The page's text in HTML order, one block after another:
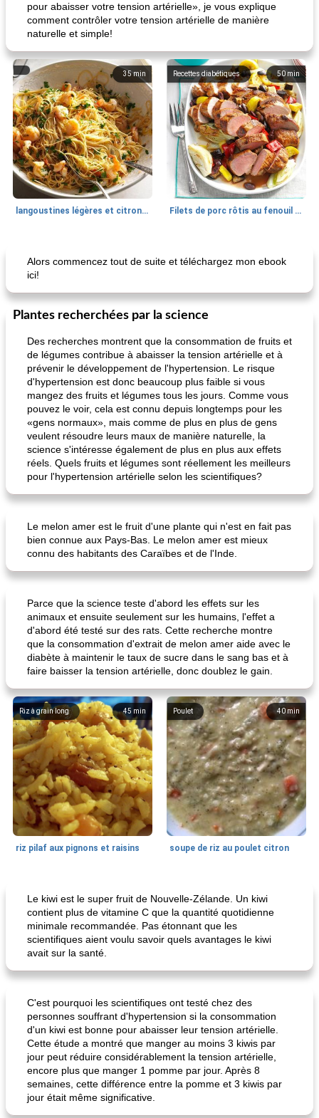
pour abaisser votre tension artérielle», je vous explique
comment contrôler votre tension artérielle de manière
naturelle et simple!
35min
langoustines légères et citronnées
50 min
Recettes diabétiques
Filets de porc rôtis au fenouil et légumes d'été
chick-n-caboodle choux de doreen
Alors commencez tout de suite et téléchargez mon ebook
ici!
Plantes recherchées par la science
Des recherches montrent que la consommation de fruits et
de légumes contribue à abaisser la tension artérielle et à
prévenir le développement de l'hypertension. Le risque
d'hypertension est donc beaucoup plus faible si vous
mangez des fruits et légumes tous les jours. Comme vous
pouvez le voir, cela est connu depuis longtemps pour les
«gens normaux», mais comme de plus en plus de gens
veulent résoudre leurs maux de manière naturelle, la
science s'intéresse également de plus en plus aux effets
réels. Quels fruits et légumes sont réellement les meilleurs
pour l'hypertension artérielle selon les scientifiques?
Le melon amer est le fruit d'une plante qui n'est en fait pas
bien connue aux Pays-Bas. Le melon amer est mieux
connu des habitants des Caraïbes et de l'Inde.
Parce que la science teste d'abord les effets sur les
animaux et ensuite seulement sur les humains, l'effet a
d'abord été testé sur des rats. Cette recherche montre
que la consommation d'extrait de melon amer aide avec le
diabète à maintenir le taux de sucre dans le sang bas et à
faire baisser la tension artérielle, donc doublez le gain.
45 min
Riz à grain long
riz pilaf aux pignons et raisins
40 min
Poulet
soupe de riz au poulet citron
daube à la française soupe tortilla au poulet iv
Le kiwi est le super fruit de Nouvelle-Zélande. Un kiwi
contient plus de vitamine C que la quantité quotidienne
minimale recommandée. Pas étonnant que les
scientifiques aient voulu savoir quels avantages le kiwi
avait sur la santé.
C'est pourquoi les scientifiques ont testé chez des
personnes souffrant d'hypertension si la consommation
d'un kiwi est bonne pour abaisser leur tension artérielle.
Cette étude a montré que manger au moins 3 kiwis par
jour peut réduire considérablement la tension artérielle,
encore plus que manger 1 pomme par jour. Après 8
semaines, cette différence entre la pomme et 3 kiwis par
jour était même significative.